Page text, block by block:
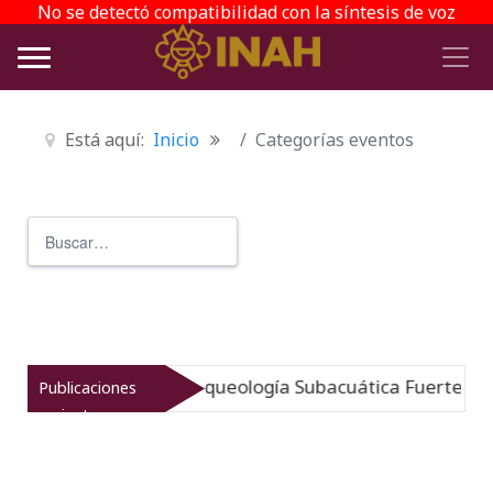
No se detectó compatibilidad con la síntesis de voz
Está aquí: Inicio Categorías eventos
Publicaciones
recientes
Museo de Arqueología Subacuática Fuerte de